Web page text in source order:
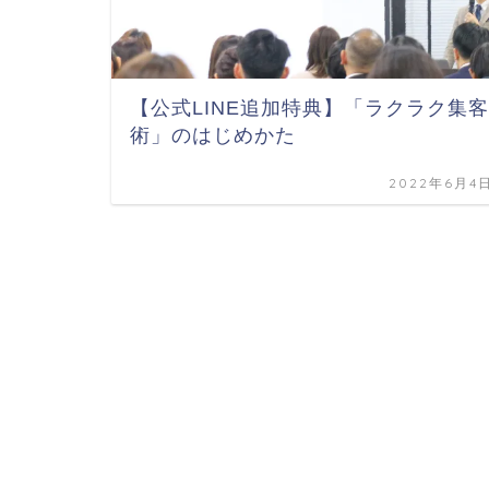
【公式LINE追加特典】「ラクラク集客
術」のはじめかた
2022年6月4